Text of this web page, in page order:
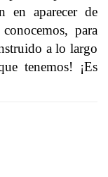
en aparecer de
para
a lo largo
tenemos! ¡Es